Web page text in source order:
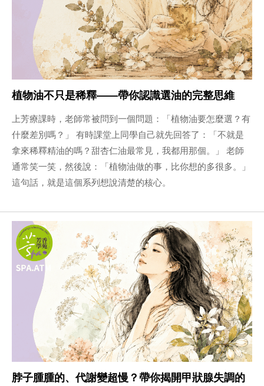
植物油不只是稀釋——帶你認識選油的完整思維
上芳療課時，老師常被問到一個問題：「植物油要怎麼選？有
什麼差別嗎？」 有時課堂上同學自己就先回答了：「不就是
拿來稀釋精油的嗎？甜杏仁油最常見，我都用那個。」 老師
通常笑一笑，然後說：「植物油做的事，比你想的多很多。」
這句話，就是這個系列想說清楚的核心。
脖子腫腫的、代謝變超慢？帶你揭開甲狀腺失調的